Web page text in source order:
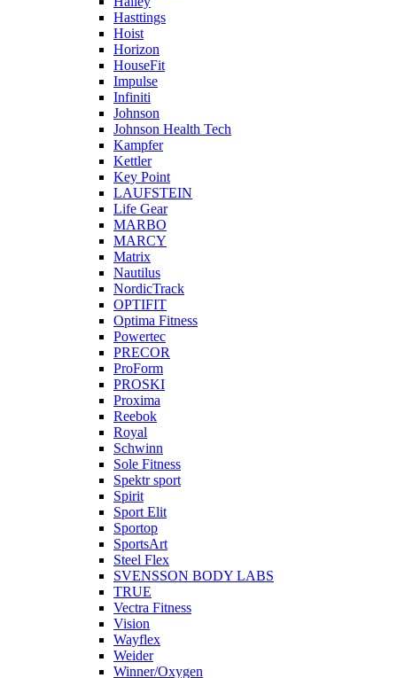
Hasttings
Hoist
Horizon
HouseFit
Impulse
Infiniti
Johnson
Johnson Health Tech
Kampfer
Kettler
Key Point
LAUFSTEIN
Life Gear
MARBO
MARCY
Matrix
Nautilus
NordicTrack
OPTIFIT
Optima Fitness
Powertec
PRECOR
ProForm
PROSKI
Proxima
Reebok
Royal
Schwinn
Sole Fitness
Spektr sport
Spirit
Sport Elit
Sportop
SportsArt
Steel Flex
SVENSSON BODY LABS
TRUE
Vectra Fitness
Vision
Wayflex
Weider
Winner/Oxygen